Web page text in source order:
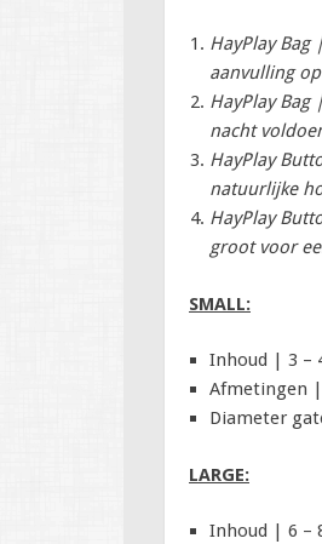
HayPlay Bag
aanvulling
HayPlay Bag
nacht
HayPlay
natuurlijke
HayPlay
groot voor
SMALL:
Inhoud | 3 –
Afmetingen |
Diameter
LARGE:
Inhoud | 6 –